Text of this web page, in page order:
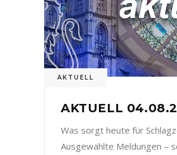
AKTUELL
AKTUELL
Was sorgt heute für
Ausgewählte Meldungen –